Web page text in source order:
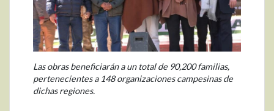
Las obras beneficiarán a un total de 90,200 familias,
pertenecientes a 148 organizaciones campesinas de
dichas regiones.